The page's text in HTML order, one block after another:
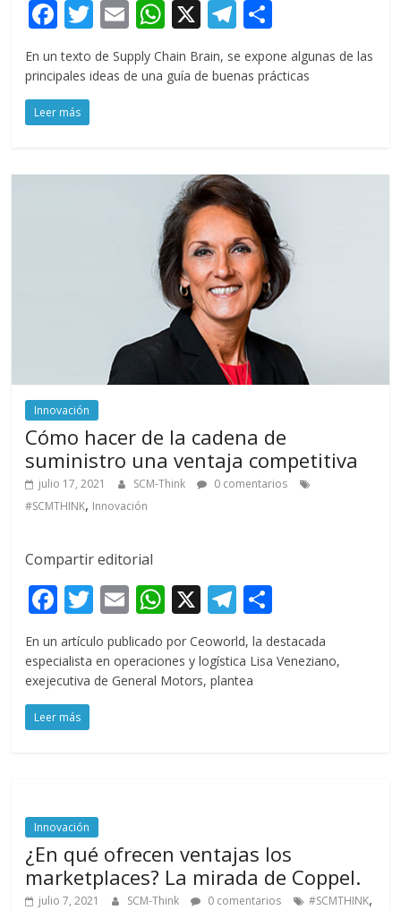
F
ac
e
b
o
k
T
w
itt
E
m
ai
W
h
at
p
X T
e m
r
En un texto de Supply Chain Brain, se expone algunas de las
principales ideas de una guía de buenas prácticas
Leer más
Innovación
Cómo hacer de la cadena de
suministro una ventaja competitiva
julio 17, 2021 SCM-Think
0 comentarios
#SCMTHINK, Innovación
Compartir editorial
F
ac
e
b
o
o
T
w
itt
er
E
m
ai
l
W
h
at
s
X T
el
e
gr
o
m
En un artículo publicado por Ceoworld, la destacada
especialista en operaciones y logística Lisa Veneziano,
exejecutiva de General Motors, plantea
Leer más
Innovación
¿En qué ofrecen ventajas los
marketplaces? La mirada de Coppel.
julio 7, 2021 SCM-Think 0 comentarios #SCMTHINK,